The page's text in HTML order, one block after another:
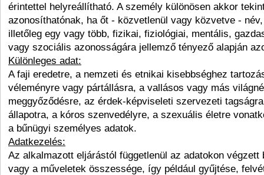
érintettel helyreállítható. A személy különösen akkor
azonosíthatónak, ha őt - közvetlenül vagy közvetve -
illetőleg egy vagy több, fizikai, fiziológiai, mentális,
vagy szociális azonosságára jellemző tényező alapján
Különleges adat:
A faji eredetre, a nemzeti és etnikai kisebbséghez
véleményre vagy pártállásra, a vallásos vagy más
meggyőződésre, az érdek-képviseleti szervezeti
állapotra, a kóros szenvedélyre, a szexuális életre
a bűnügyi személyes adatok.
Adatkezelés:
Az alkalmazott eljárástól függetlenül az adatokon végzett
vagy a műveletek összessége, így például gyűjtése,